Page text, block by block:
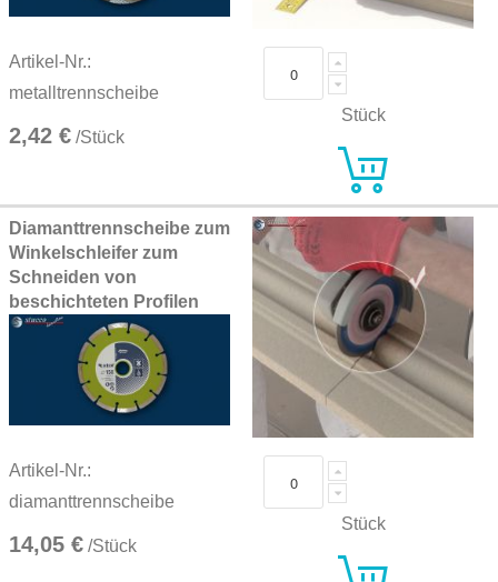
Artikel-Nr.:
metalltrennscheibe
2,42 € /Stück
Stück
Diamanttrennscheibe zum
Winkelschleifer zum
Schneiden von
beschichteten Profilen
Artikel-Nr.:
diamanttrennscheibe
14,05 € /Stück
Stück